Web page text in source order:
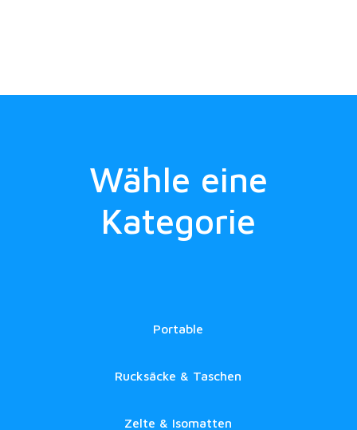
Wähle eine
Kategorie
Portable
Rucksäcke & Taschen
Zelte & Isomatten